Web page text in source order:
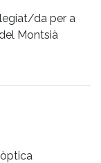
da per a
Montsià